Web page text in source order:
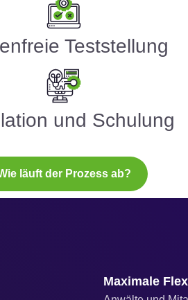
Teststellung
und Schulung
läuft der Prozess ab?
Maximale